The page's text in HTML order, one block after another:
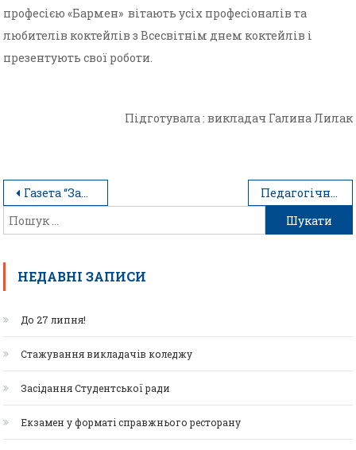
професією «Бармен» вітають усіх професіоналів та
любителів коктейлів з Всесвітнім днем коктейлів і
презентують свої роботи.
Підготувала : викладач Галина Лилак
Газета “Західний вітер ” ( 2021 рік) Педагогічна газета №9 (травень, 2021)
НЕДАВНІ ЗАПИСИ
До 27 липня!
Стажування викладачів коледжу
Засідання Студентської ради
Екзамен у форматі справжнього ресторану